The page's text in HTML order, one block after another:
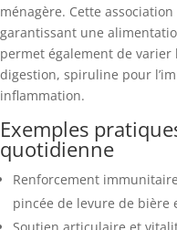
ménagère. Cette
garantissant une
permet également de varier
digestion, spiruline pour
inflammation.
Exemples
quotidienne
Renforcement
pincée de levure de